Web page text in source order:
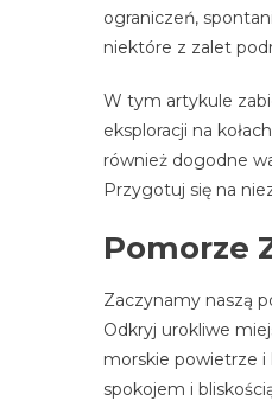
ograniczeń,
niektóre z zalet
W tym artykule
eksploracji na
również dogodne
Przygotuj się na
Pomorze
Zaczynamy naszą
Odkryj urokliwe
morskie powietrze i
spokojem i